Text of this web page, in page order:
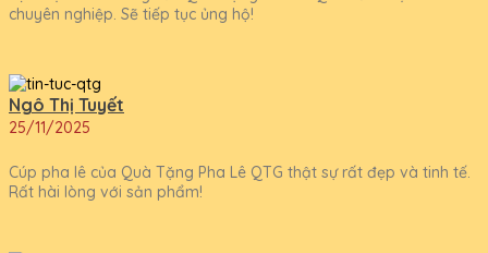
chuyên nghiệp. Sẽ tiếp tục ủng hộ!
Ngô Thị Tuyết
25/11/2025
Cúp pha lê của Quà Tặng Pha Lê QTG thật sự rất đẹp và tinh tế.
Rất hài lòng với sản phẩm!